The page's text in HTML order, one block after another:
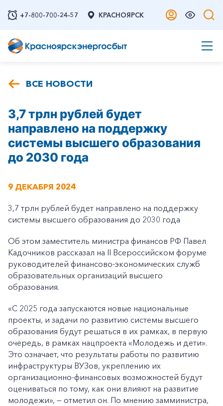
+7-800-700-24-57 КРАСНОЯРСК
ВСЕ НОВОСТИ
3,7 трлн рублей будет
направлено на поддержку
системы высшего образования
до 2030 года
9 ДЕКАБРЯ 2024
3,7 трлн рублей будет направлено на поддержку
системы высшего образования до 2030 года
Об этом заместитель министра финансов РФ Павел
Кадочников рассказал на II Всероссийском форуме
руководителей финансово-экономических служб
образовательных организаций высшего
образования.
«C 2025 года запускаются новые национальные
проекты, и задачи по развитию системы высшего
образования будут решаться в их рамках, в первую
очередь, в рамках нацпроекта «Молодежь и дети».
Это означает, что результаты работы по развитию
инфраструктуры ВУЗов, укреплению их
организационно-финансовых возможностей будут
оцениваться по тому, как они влияют на развитие
молодежи», — отметил он. По мнению замминистра,